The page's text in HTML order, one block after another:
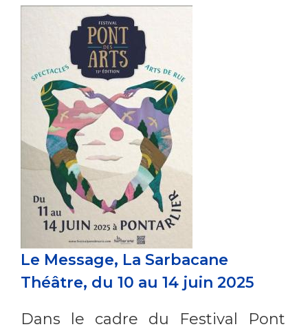
Le Message, La Sarbacane
Théâtre, du 10 au 14 juin 2025
Dans le cadre du Festival Pont